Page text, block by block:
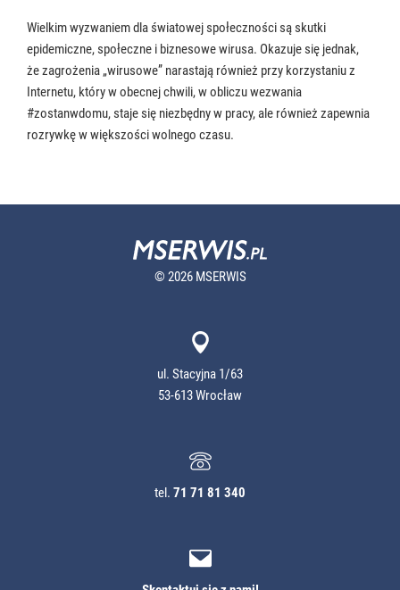
Wielkim wyzwaniem dla światowej społeczności są skutki
epidemiczne, społeczne i biznesowe wirusa. Okazuje się jednak,
że zagrożenia „wirusowe” narastają również przy korzystaniu z
Internetu, który w obecnej chwili, w obliczu wezwania
#zostanwdomu, staje się niezbędny w pracy, ale również zapewnia
rozrywkę w większości wolnego czasu.
© 2026 MSERWIS
ul. Stacyjna 1/63
53-613 Wrocław
tel. 71 71 81 340